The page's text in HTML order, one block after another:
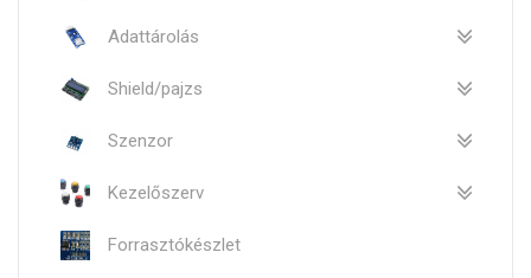
Adattárolás
Shield/pajzs
Szenzor
Kezelőszerv
Forrasztókészlet